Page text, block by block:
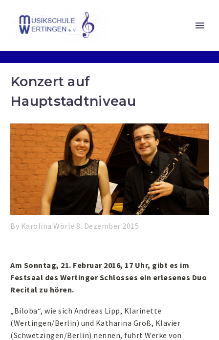
Konzert auf
Hauptstadtniveau
By Karolina Wörle 8. Dezember 2015
Am Sonntag, 21. Februar 2016, 17 Uhr, gibt es im
Festsaal des Wertinger Schlosses ein erlesenes Duo
Recital zu hören.
„Biloba“, wie sich Andreas Lipp, Klarinette
(Wertingen/Berlin) und Katharina Groß, Klavier
(Schwetzingen/Berlin) nennen, führt Werke von